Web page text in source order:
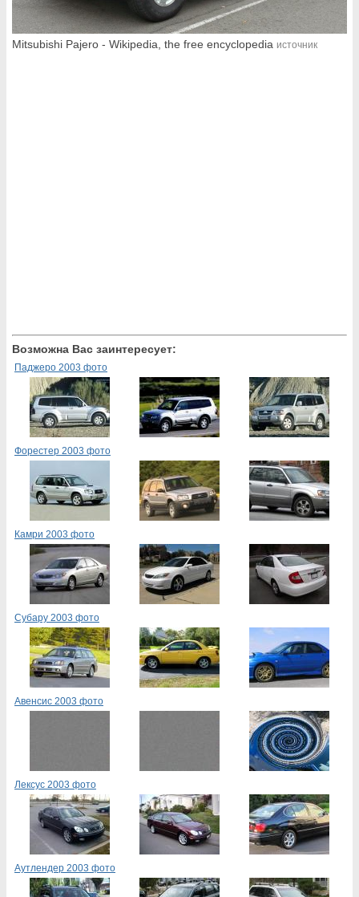
Mitsubishi Pajero - Wikipedia, the free encyclopedia источник
Возможна Вас заинтересует:
Паджеро 2003 фото
Форестер 2003 фото
Камри 2003 фото
Субару 2003 фото
Авенсис 2003 фото
Лексус 2003 фото
Аутлендер 2003 фото